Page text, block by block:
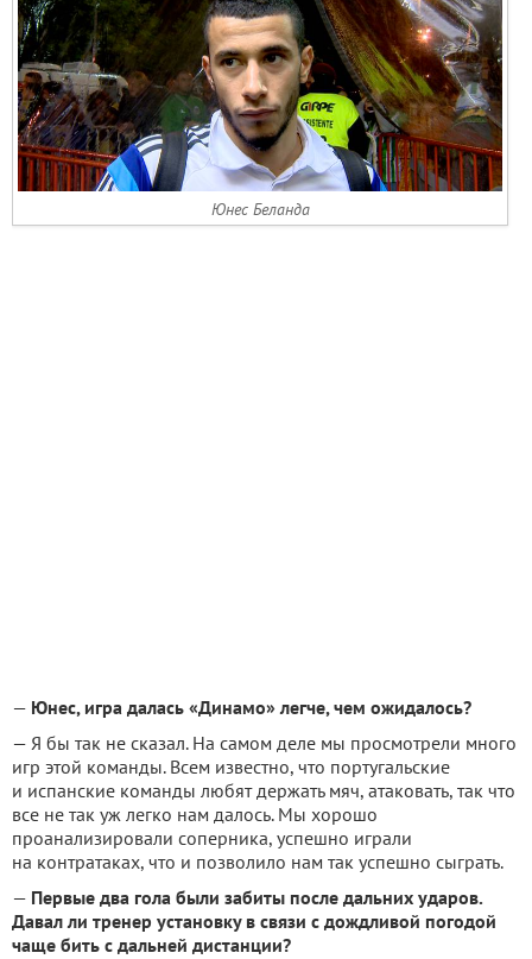
Юнес Беланда
— Юнес, игра далась «Динамо» легче, чем ожидалось?
— Я бы так не сказал. На самом деле мы просмотрели много
игр этой команды. Всем известно, что португальские
и испанские команды любят держать мяч, атаковать, так что
все не так уж легко нам далось. Мы хорошо
проанализировали соперника, успешно играли
на контратаках, что и позволило нам так успешно сыграть.
— Первые два гола были забиты после дальних ударов.
Давал ли тренер установку в связи с дождливой погодой
чаще бить с дальней дистанции?